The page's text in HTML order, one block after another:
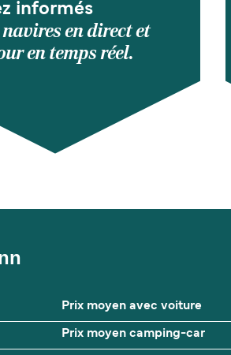
informés
en direct et
en temps réel.
Prix moyen avec voiture
Prix moyen camping-car